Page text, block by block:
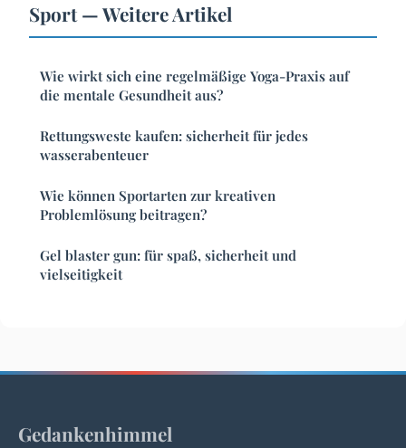
Sport — Weitere Artikel
Wie wirkt sich eine regelmäßige Yoga-Praxis auf
die mentale Gesundheit aus?
Rettungsweste kaufen: sicherheit für jedes
wasserabenteuer
Wie können Sportarten zur kreativen
Problemlösung beitragen?
Gel blaster gun: für spaß, sicherheit und
vielseitigkeit
Gedankenhimmel